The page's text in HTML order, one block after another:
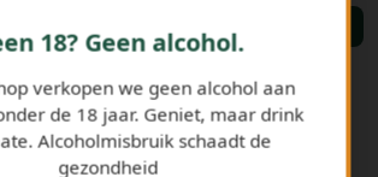
18? Geen alcohol.
verkopen we geen alcohol aan
de 18 jaar. Geniet, maar drink
Alcoholmisbruik schaadt de
gezondheid